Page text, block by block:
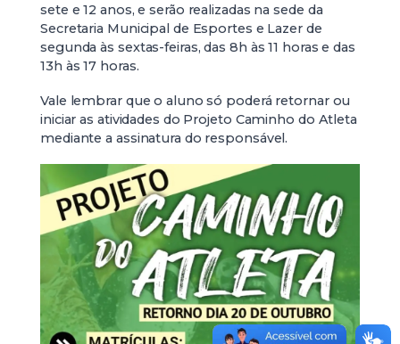
sete e 12 anos, e serão realizadas na sede da
Secretaria Municipal de Esportes e Lazer de
segunda às sextas-feiras, das 8h às 11 horas e das
13h às 17 horas.
Vale lembrar que o aluno só poderá retornar ou
iniciar as atividades do Projeto Caminho do Atleta
mediante a assinatura do responsável.